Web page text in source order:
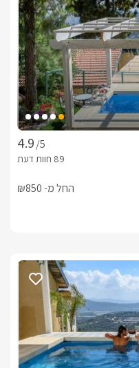
קפה, קומקום חשמלי ופינת קפה ותה. מתוך הסוויטות ניתן להבחין
בחלונות הגדולים המשקיפים אל הנוף המדהים שנראה היטב
ומכניסים את החוץ פנימה ומעניקים לסוויטה תחושה של טבע פראי
בסוויטת מונרו ופיקולו תהנו חדר שינה נפרד מהחלל המרכזי, בנוסף
תמצאו בריכה פרטית וג'קוזי. בסוויטה הלבנה והקלאסית ישנו קמין
גז מחמם ונעים.בסוויטה הלבנה - הבריכה הפרטית מחוממת
לכל סוויטה ישנו מתחם חוץ נפרד מטופח ונעים. בסוויטה הלבנה
פרטי ובו ישנה פינת ישיבה, מיטות שיזוף ונוף מרהיב במיוחד שלא
האירוח במתחם כולל פינוקים רבים שיהפכו לכם את החופשה
/5
החל מ- ₪850